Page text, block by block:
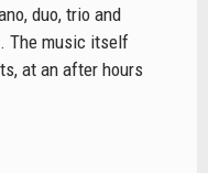
duo, trio and
The music itself
at an after hours